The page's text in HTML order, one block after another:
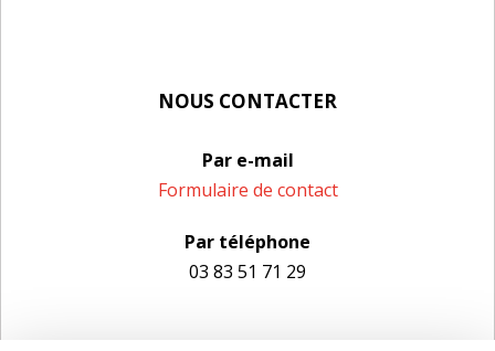
NOUS CONTACTER
Par e-mail
Formulaire de contact
Par téléphone
03 83 51 71 29